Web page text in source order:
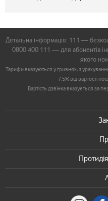
Детальна інформація: 111 —
0800 400 111 — для абонентів
якого
Тарифи вказуються у гривнях, з
7,5% від вартості
Вартість дзвінка вказується за